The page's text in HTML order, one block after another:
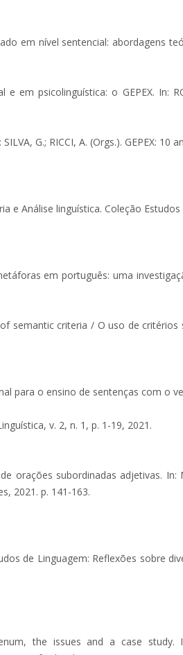
em nível sentencial:
e em psicolinguística: o GEPEX. In:
G.; RICCI, A. (Orgs.). GEPEX:
e Análise linguística. Coleção
em português: uma
semantic criteria / O uso de
para o ensino de sentenças com o
v. 2, n. 1, p. 1-19, 2021.
orações subordinadas adjetivas. In:
2021. p. 141-163.
de Linguagem: Reflexões sobre
the issues and a case study.